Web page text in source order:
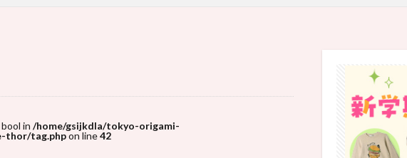
in /home/gsijkdla/tokyo-origami-
thor/tag.phpon line42